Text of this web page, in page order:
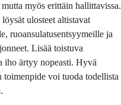
myös erittäin hallittavissa.
ulosteet altistavat
ruoansulatusentsyymeille ja
Lisää toistuva
iho ärtyy nopeasti. Hyvä
toimenpide voi tuoda todellista